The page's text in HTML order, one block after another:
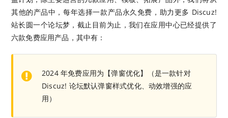
其他的产品中，每年选择一款产品永久免费，助力更多 Discuz!
站长圆一个论坛梦，截止目前为止，我们在应用中心已经提供了
六款免费应用产品，其中有：
2024 年免费应用为【弹窗优化】（是一款针对
Discuz! 论坛默认弹窗样式优化、动效增强的应
用）